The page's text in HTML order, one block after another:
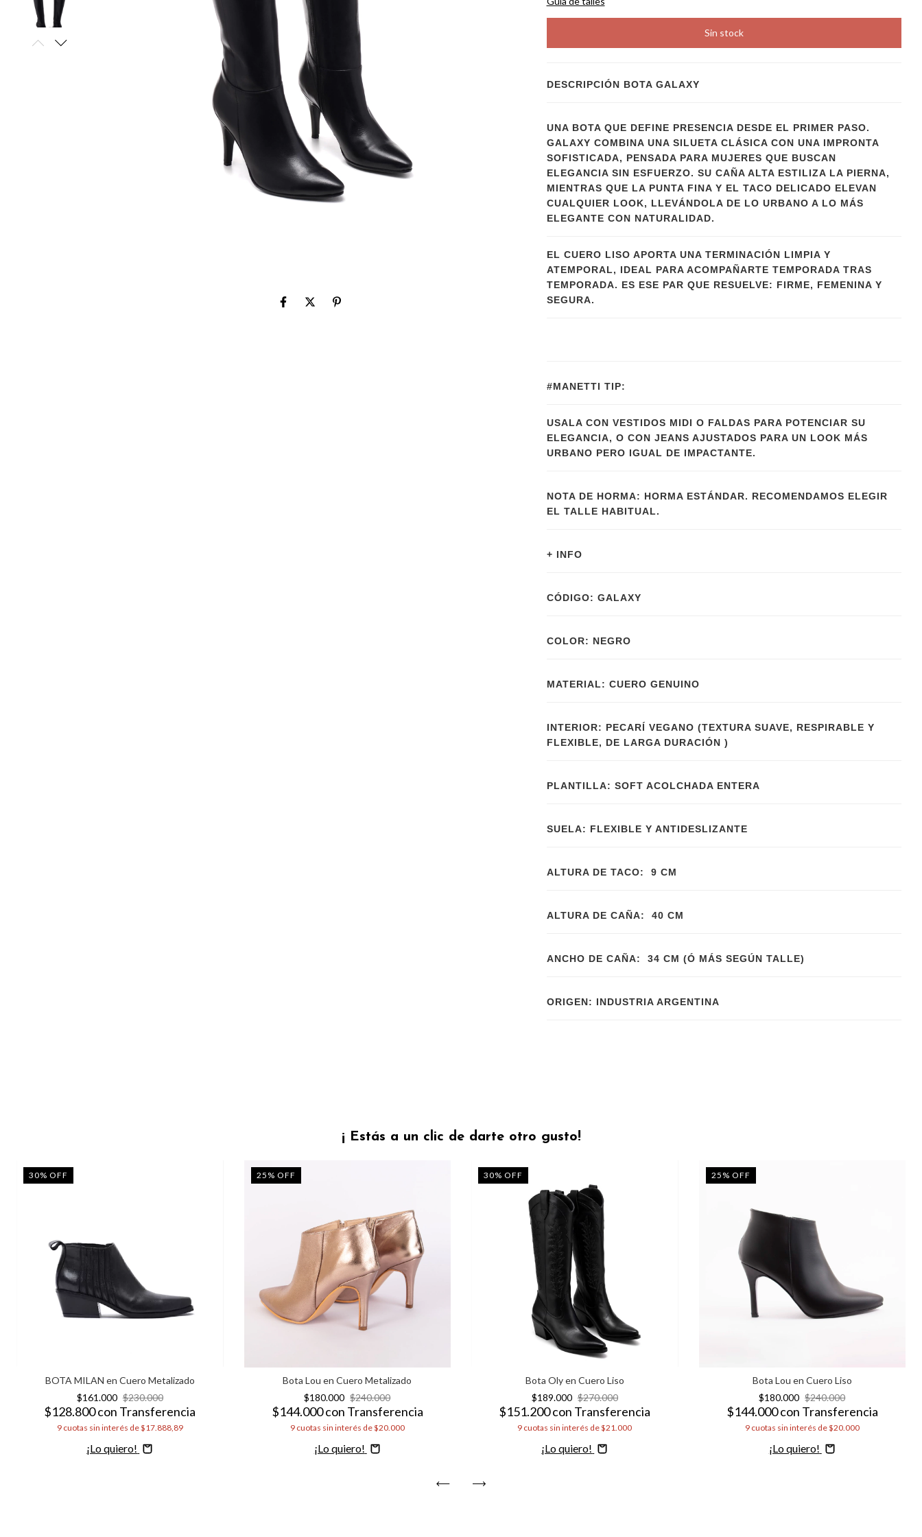
DESCRIPCIÓN BOTA GALAXY
UNA BOTA QUE DEFINE PRESENCIA DESDE EL PRIMER PASO.
GALAXY COMBINA UNA SILUETA CLÁSICA CON UNA IMPRONTA
SOFISTICADA, PENSADA PARA MUJERES QUE BUSCAN
ELEGANCIA SIN ESFUERZO. SU CAÑA ALTA ESTILIZA LA PIERNA,
MIENTRAS QUE LA PUNTA FINA Y EL TACO DELICADO ELEVAN
CUALQUIER LOOK, LLEVÁNDOLA DE LO URBANO A LO MÁS
ELEGANTE CON NATURALIDAD.
EL CUERO LISO APORTA UNA TERMINACIÓN LIMPIA Y
ATEMPORAL, IDEAL PARA ACOMPAÑARTE TEMPORADA TRAS
TEMPORADA. ES ESE PAR QUE RESUELVE: FIRME, FEMENINA Y
SEGURA.
#MANETTI TIP:
USALA CON VESTIDOS MIDI O FALDAS PARA POTENCIAR SU
ELEGANCIA, O CON JEANS AJUSTADOS PARA UN LOOK MÁS
URBANO PERO IGUAL DE IMPACTANTE.
NOTA DE HORMA: HORMA ESTÁNDAR. RECOMENDAMOS ELEGIR
EL TALLE HABITUAL.
+ INFO
CÓDIGO: GALAXY
COLOR: NEGRO
MATERIAL: CUERO GENUINO
INTERIOR: PECARÍ VEGANO (TEXTURA SUAVE, RESPIRABLE Y
FLEXIBLE, DE LARGA DURACIÓN )
PLANTILLA: SOFT ACOLCHADA ENTERA
SUELA: FLEXIBLE Y ANTIDESLIZANTE
ALTURA DE TACO: 9 CM
ALTURA DE CAÑA: 40 CM
ANCHO DE CAÑA: 34 CM (Ó MÁS SEGÚN TALLE)
ORIGEN: INDUSTRIA ARGENTINA
¡ Estás a un clic de darte otro gusto!
30% OFF
BOTA MILAN en Cuero Metalizado
$161.000 $230.000
$128.800con Transferencia
9 cuotas sin interés de$17.888,89
Comprar
25 % OFF
Bota Lou en Cuero Metalizado
$180.000 $240.000
$144.000con Transferencia
9 cuotas sin interés de$20.000
Comprar
30% OFF
Bota Oly en Cuero Liso
$189.000 $270.000
$151.200con Transferencia
9 cuotas sin interés de$21.000
Comprar
25 % OFF
Bota Lou en Cuero Liso
$180.000 $240.000
$144.000con Transferencia
9 cuotas sin interés de$20.000
Comprar